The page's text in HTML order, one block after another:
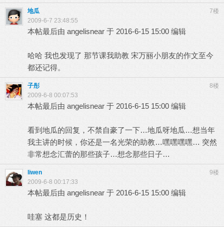
7楼
地瓜
2009-6-7 23:48:55
本帖最后由 angelisnear 于 2016-6-15 15:00 编辑
哈哈 我也发现了 那节课我助教 宋万丽小朋友的作文至今
都还记得。
8楼
子彤
2009-6-8 00:07:53
本帖最后由 angelisnear 于 2016-6-15 15:00 编辑
看到地瓜的回复，不禁自豪了一下…地瓜呀地瓜…想当年
我主讲的时候，你还是一名光荣的助教…嘿嘿嘿嘿… 突然
非常想念汇蕾的那些孩子…想念那些日子…
9楼
liwen
2009-6-8 00:17:33
本帖最后由 angelisnear 于 2016-6-15 15:00 编辑
哇塞 这都是历史！